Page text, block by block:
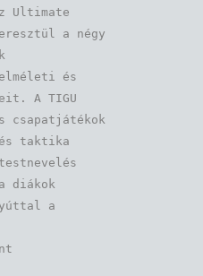
Ultimate
a négy
és
A TIGU
csapatjátékok
taktika
diákok
a